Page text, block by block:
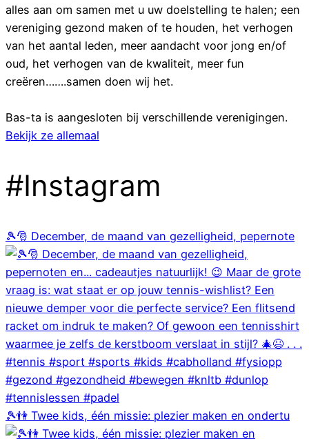
alles aan om samen met u uw doelstelling te halen; een
vereniging gezond maken of te houden, het verhogen
van het aantal leden, meer aandacht voor jong en/of
oud, het verhogen van de kwaliteit, meer fun
creëren…….samen doen wij het.
Bas-ta is aangesloten bij verschillende verenigingen.
Bekijk ze allemaal
#Instagram
🎾🎅 December, de maand van gezelligheid, pepernote
🎾👫 Twee kids, één missie: plezier maken en ondertu